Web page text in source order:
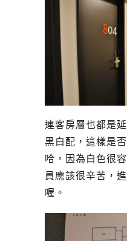
連客房層也都是
黑白配，這樣是
哈，因為白色很
員應該很辛苦，
喔。